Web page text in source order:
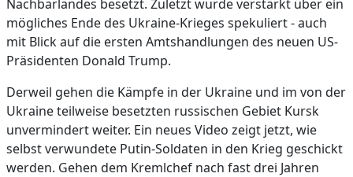
Nachbarlandes besetzt. Zuletzt wurde verstärkt über ein
mögliches Ende des Ukraine-Krieges spekuliert - auch
mit Blick auf die ersten Amtshandlungen des neuen US-
Präsidenten Donald Trump.
Derweil gehen die Kämpfe in der Ukraine und im von der
Ukraine teilweise besetzten russischen Gebiet Kursk
unvermindert weiter. Ein neues Video zeigt jetzt, wie
selbst verwundete Putin-Soldaten in den Krieg geschickt
werden. Gehen dem Kremlchef nach fast drei Jahren